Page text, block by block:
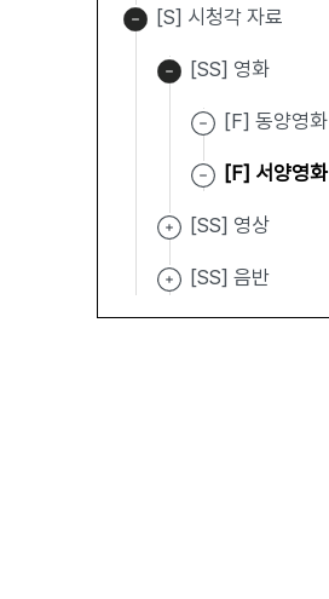
[S] 시청각 자료
[SS] 영화
[F] 동양영화
[F] 서양영화
[SS] 영상
[SS] 음반